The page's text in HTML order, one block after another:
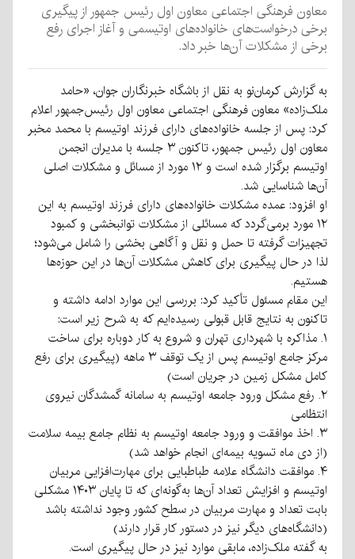
معاون فرهنگی اجتماعی معاون اول رئیس جمهور از پیگیری
برخی درخواست‌های خانواده‌های اوتیسمی و آغاز اجرای رفع
برخی از مشکلات آن‌ها خبر داد.
به گزارش کرمان‌نو به نقل از باشگاه خبرنگاران جوان، «حامد
ملک‌زاده» معاون فرهنگی اجتماعی معاون اول رئیس‌جمهور اعلام
کرد: پس از جلسه خانواده‌های دارای فرزند اوتیسم با محمد مخبر
معاون اول رئیس جمهور، تاکنون ۳ جلسه با مدیران انجمن
اوتیسم برگزار شده است و ۱۲ مورد از مسائل و مشکلات اصلی
آن‌ها شناسایی شد.
او افزود: عمده مشکلات خانواده‌های دارای فرزند اوتیسم به این
۱۲ مورد برمی‌گردد که مسائلی از مشکلات توانبخشی و کمبود
تجهیزات گرفته تا حمل و نقل و آگاهی بخشی را شامل می‌شود؛
لذا در حال پیگیری برای کاهش مشکلات آن‌ها در این حوزه‌ها
هستیم.
این مقام مسئول تأکید کرد: بررسی این موارد ادامه داشته و
تاکنون به نتایج قابل قبولی رسیده‌ایم که به شرح زیر است:
۱. مذاکره با شهرداری تهران و شروع به کار دوباره برای ساخت
مرکز جامع اوتیسم پس از یک توقف ۳ ماهه (پیگیری برای رفع
کامل مشکل زمین در جریان است)
۲. رفع مشکل ورود جامعه اوتیسم به سامانه گمشدگان نیروی
انتظامی
۳. اخذ موافقت و ورود جامعه اوتیسم به نظام جامع بیمه سلامت
(از دی ماه تسویه بیمه‌ای انجام خواهد شد)
۴. موافقت دانشگاه علامه طباطبایی برای مهارت‌افزایی مربیان
اوتیسم و افزایش تعداد آن‌ها به‌گونه‌ای که تا پایان ۱۴۰۳ مشکلی
بابت تعداد و مهارت مربیان در سطح کشور وجود نداشته باشد
(دانشگاه‌های دیگر نیز در دستور کار قرار دارند)
به گفته ملک‌زاده، مابقی موارد نیز در حال پیگیری است.